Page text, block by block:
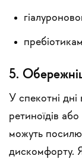
5.
У спекотні дні
ретиноїдів
можуть
дискомфорту.